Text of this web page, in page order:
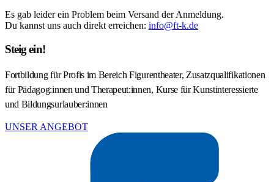
Es gab leider ein Problem beim Versand der Anmeldung.
Du kannst uns auch direkt erreichen: info@ft-k.de
Steig ein!
Fortbildung für Profis im Bereich Figurentheater, Zusatzqualifikationen
für Pädagog:innen und Therapeut:innen, Kurse für Kunstinteressierte
und Bildungsurlauber:innen
UNSER ANGEBOT